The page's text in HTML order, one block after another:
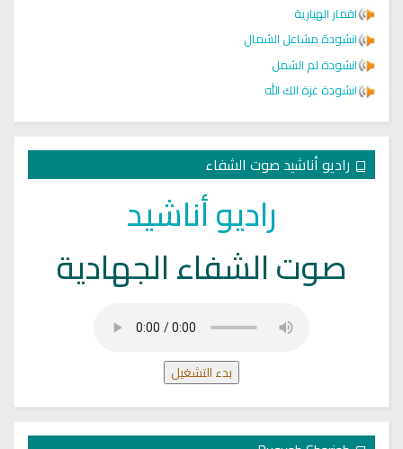
اقمار الهبارية
انشودة مشاعل الشمال
انشودة لم الشمل
انشودة غزة الك الله
راديو أناشيد صوت الشفاء
راديو أناشيد
صوت الشفاء الجهادية
بدء التشغيل